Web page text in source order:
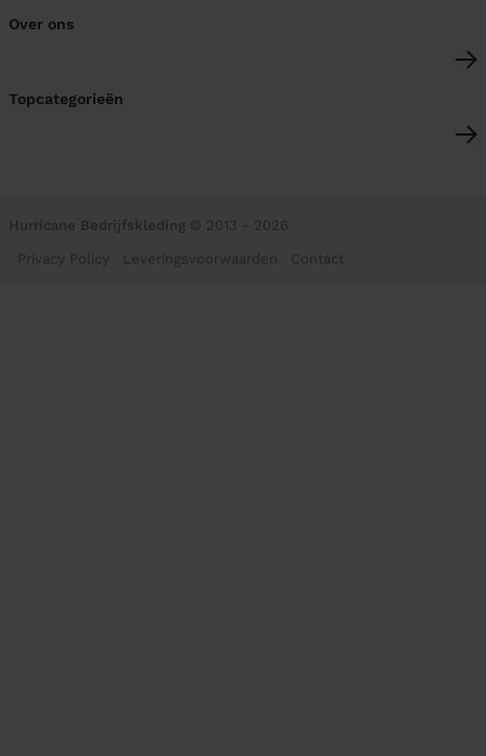
Over ons
Topcategorieën
Hurricane Bedrijfskleding © 2013 - 2026
Privacy Policy Leveringsvoorwaarden Contact